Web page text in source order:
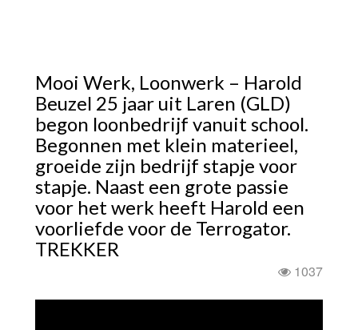
Mooi Werk, Loonwerk – Harold
Beuzel 25 jaar uit Laren (GLD)
begon loonbedrijf vanuit school.
Begonnen met klein materieel,
groeide zijn bedrijf stapje voor
stapje. Naast een grote passie
voor het werk heeft Harold een
voorliefde voor de Terrogator.
TREKKER
1037